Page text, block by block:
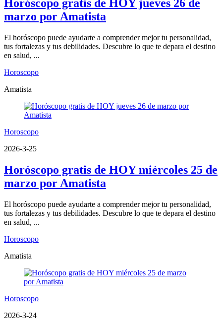
Horóscopo gratis de HOY jueves 26 de
marzo por Amatista
El horóscopo puede ayudarte a comprender mejor tu personalidad,
tus fortalezas y tus debilidades. Descubre lo que te depara el destino
en salud, ...
Horoscopo
Amatista
Horoscopo
2026-3-25
Horóscopo gratis de HOY miércoles 25 de
marzo por Amatista
El horóscopo puede ayudarte a comprender mejor tu personalidad,
tus fortalezas y tus debilidades. Descubre lo que te depara el destino
en salud, ...
Horoscopo
Amatista
Horoscopo
2026-3-24